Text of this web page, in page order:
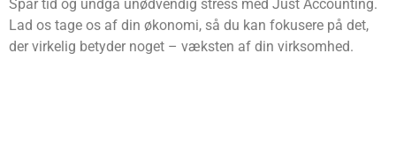
Spar tid og undgå unødvendig stress med Just Accounting.
Lad os tage os af din økonomi, så du kan fokusere på det,
der virkelig betyder noget – væksten af din virksomhed.